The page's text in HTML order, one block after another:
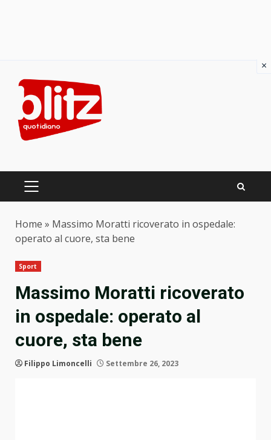
content
PRIMARY
Home » Massimo Moratti ricoverato in ospedale:
operato al cuore, sta bene
Sport
Massimo Moratti ricoverato
in ospedale: operato al
cuore, sta bene
Filippo Limoncelli Settembre 26, 2023
×